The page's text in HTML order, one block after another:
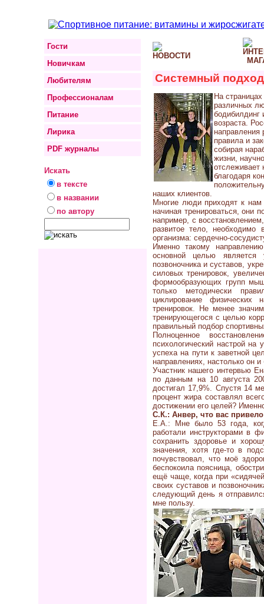
Гости
Новичкам
Любителям
Профессионалам
Питание
Лирика
PDF журналы
Искать
в тексте
в названии
по автору
Системный подход
На
различных
бодибилдинг
возраста.
направления
правила и
собирая
жизни,
отслеживает
благодаря
наших клиентов.
Многие люди приходят к
начиная тренироваться, они
например, с
развитое тело, необходимо
организма: сердечно-
Именно такому
основной целью является
позвоночника и суставов,
силовых тренировок,
формообразующих групп
только методически
циклирование
тренировок. Не менее
тренирующегося с целью
правильный подбор
Полноценное
психологический настрой
успеха на пути к заветной
направлениях, настолько он и
Участник нашего интервью
по данным на 10 августа
достигал 17,9%. Спустя 14
процент жира составлял
достижении его целей?
С.К.: Анвер, что вас
Е.А.: Мне было 53 года,
работали инструкторами в
сохранить здоровье и
значения, хотя где-то в
почувствовал, что моё
беспокоила поясница,
ещё чаще, когда при
своих суставов и
следующий день я
мне пользу.